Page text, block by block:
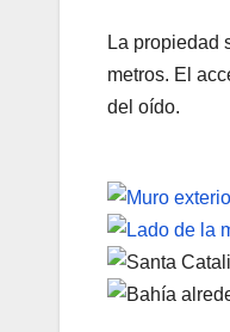
La propiedad
metros. El
del oído.